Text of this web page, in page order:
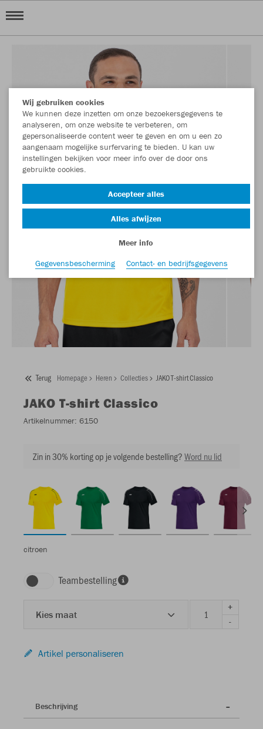
Terug Homepage Heren Collecties JAKO T-shirt Classico
JAKO T-shirt Classico
Artikelnummer: 6150
Zin in 30% korting op je volgende bestelling?Word nu lid
citroen
Teambestelling
Kies maat
+
-
Artikel personaliseren
Beschrijving
Wij gebruiken cookies
We kunnen deze inzetten om onze bezoekersgegevens te
analyseren, om onze website te verbeteren, om
gepersonaliseerde content weer te geven en om u een zo
aangenaam mogelijke surfervaring te bieden. U kan uw
instellingen bekijken voor meer info over de door ons
gebruikte cookies.
Accepteer alles
Alles afwijzen
Meer info
Gegevensbescherming
Contact- en bedrijfsgegevens